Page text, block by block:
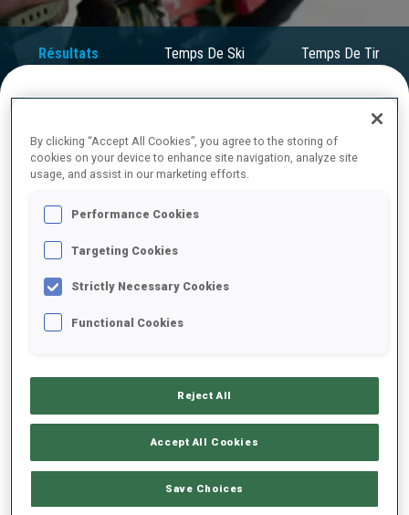
Résultats
Officiels
Temps De Ski Temps De Tir
RÉSULTATS FINAUX
1 31 J. BEATRIX
2 56 P. PASHCHENKO
RUS 0
0
BOGETVEIT
NOR 0 0 0 1
54:37.7
+1:06.2
5 3 L. KRISTEJN
By clicking “Accept All Cookies”, you agree to the storing of
cookies on your device to enhance site navigation, analyze site
usage, and assist in our marketing efforts.
Performance Cookies
Targeting Cookies
Strictly Necessary Cookies
Functional Cookies
Reject All
Accept All Cookies
Save Choices